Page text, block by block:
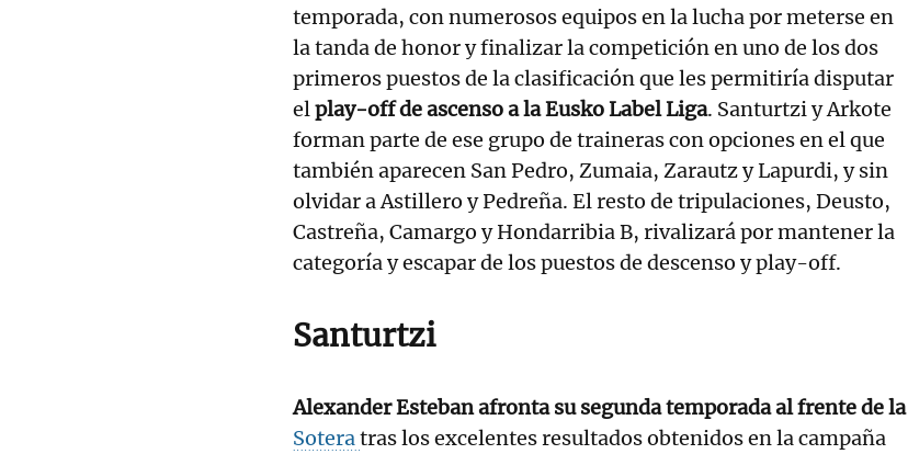
temporada, con numerosos equipos en la lucha por meterse en
la tanda de honor y finalizar la competición en uno de los dos
primeros puestos de la clasificación que les permitiría disputar
elplay-off de ascenso a la Eusko Label Liga. Santurtzi y Arkote
forman parte de ese grupo de traineras con opciones en el que
también aparecen San Pedro, Zumaia, Zarautz y Lapurdi, y sin
olvidar a Astillero y Pedreña. El resto de tripulaciones, Deusto,
Castreña, Camargo y Hondarribia B, rivalizará por mantener la
categoría y escapar de los puestos de descenso y play-off.
Santurtzi
Alexander Esteban afronta su segunda temporada al frente de la
Soteratras los excelentes resultados obtenidos en la campaña